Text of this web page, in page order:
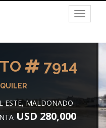
Toggle
7914
ESTE, MALDONADO
USD 280,000